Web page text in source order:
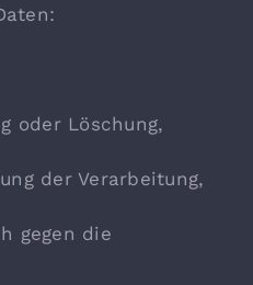
oder Löschung,
der Verarbeitung,
gegen die